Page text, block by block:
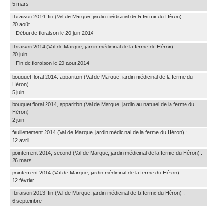
5 mars
floraison 2014, fin (Val de Marque, jardin médicinal de la ferme du Héron) :
20 août
Début de floraison le 20 juin 2014
floraison 2014 (Val de Marque, jardin médicinal de la ferme du Héron) :
20 juin
Fin de floraison le 20 aout 2014
bouquet floral 2014, apparition (Val de Marque, jardin médicinal de la ferme du
Héron) :
5 juin
bouquet floral 2014, apparition (Val de Marque, jardin au naturel de la ferme du
Héron) :
2 juin
feuillettement 2014 (Val de Marque, jardin médicinal de la ferme du Héron) :
12 avril
pointement 2014, second (Val de Marque, jardin médicinal de la ferme du Héron) :
26 mars
pointement 2014 (Val de Marque, jardin médicinal de la ferme du Héron) :
12 février
floraison 2013, fin (Val de Marque, jardin médicinal de la ferme du Héron) :
6 septembre